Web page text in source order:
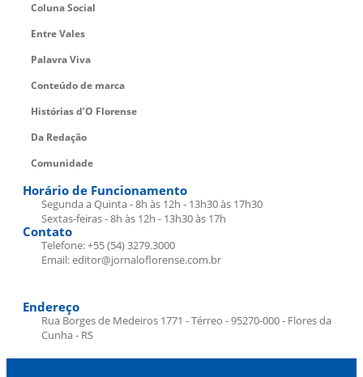
Coluna Social
Entre Vales
Palavra Viva
Conteúdo de marca
Histórias d’O Florense
Da Redação
Comunidade
Horário de Funcionamento
Segunda a Quinta - 8h às 12h - 13h30 às 17h30
Sextas-feiras - 8h às 12h - 13h30 às 17h
Contato
Telefone: +55 (54) 3279.3000
Email: editor@jornaloflorense.com.br
Endereço
Rua Borges de Medeiros 1771 - Térreo - 95270-000 - Flores da
Cunha - RS